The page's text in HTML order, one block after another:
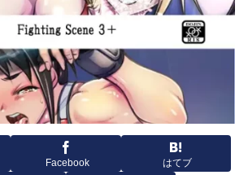
Facebook はてブ